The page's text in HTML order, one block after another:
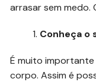
arrasar sem medo.
Conheça o
É muito
corpo. Assim é